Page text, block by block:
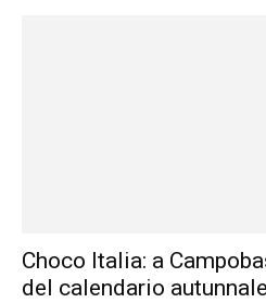
Choco Italia: a
del calendario autunnale